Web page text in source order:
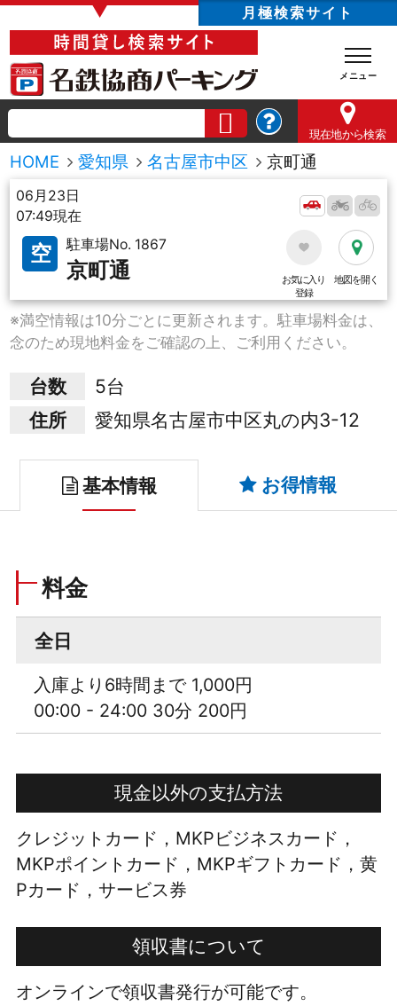
▼ 月極検索サイト
現在地から検索
HOME 愛知県 名古屋市中区 京町通
06月23日
07:49現在
空 駐車場No. 1867
京町通
お気に入り
登録
地図を開く
※満空情報は10分ごとに更新されます。駐車場料金は、
念のため現地料金をご確認の上、ご利用ください。
台数
5台
住所
愛知県名古屋市中区丸の内3-12
基本情報 お得情報
料金
全日
入庫より6時間まで 1,000円
00:00 - 24:00 30分 200円
現金以外の支払方法
クレジットカード，MKPビジネスカード，
MKPポイントカード，MKPギフトカード，黄
Pカード，サービス券
領収書について
オンラインで領収書発行が可能です。